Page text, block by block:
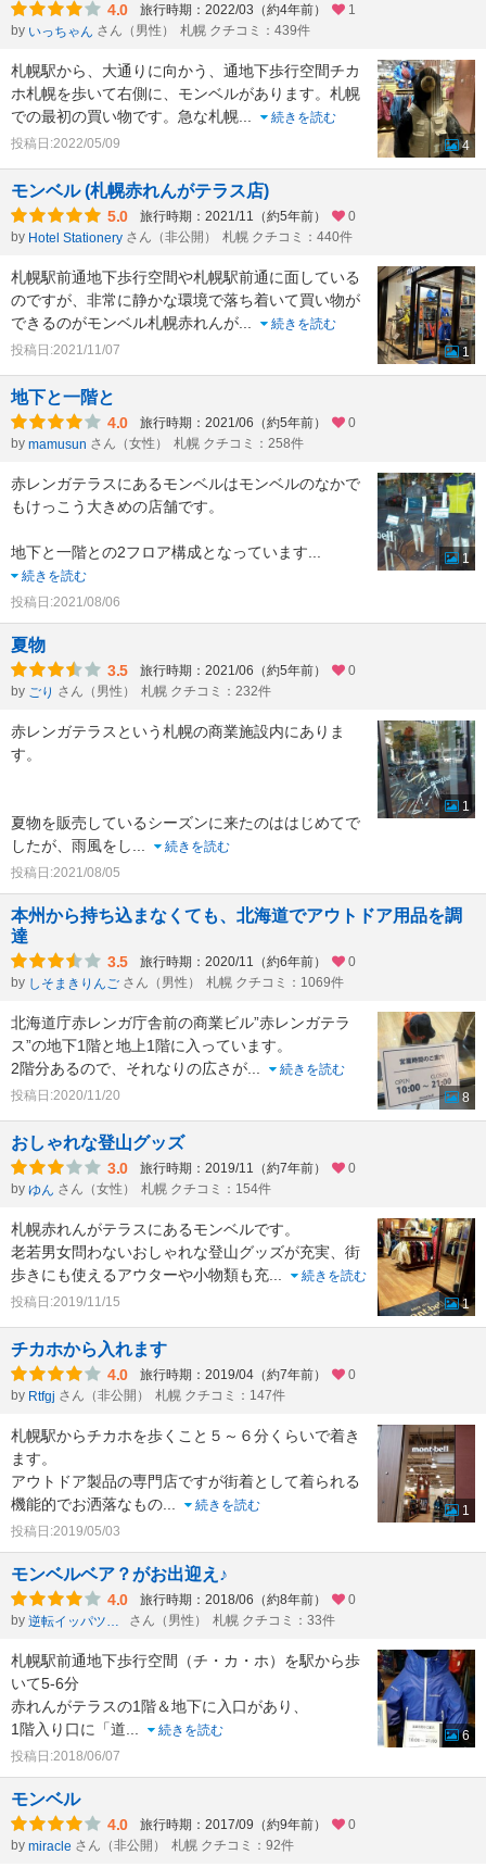
4.0 旅行時期：2022/03（約4年前）
1
by いっちゃん さん（男性） 札幌 クチコミ：439件
札幌駅から、大通りに向かう、通地下歩行空間チカ
ホ札幌を歩いて右側に、モンベルがあります。札幌
での最初の買い物です。急な札幌...
続きを読む
投稿日:2022/05/09
4
モンベル (札幌赤れんがテラス店)
5.0 旅行時期：2021/11（約5年前）
0
by Hotel Stationery さん（非公開） 札幌 クチコミ：440件
札幌駅前通地下歩行空間や札幌駅前通に面している
のですが、非常に静かな環境で落ち着いて買い物が
できるのがモンベル札幌赤れんが...
続きを読む
投稿日:2021/11/07
1
地下と一階と
4.0 旅行時期：2021/06（約5年前）
0
by mamusun さん（女性） 札幌 クチコミ：258件
赤レンガテラスにあるモンベルはモンベルのなかで
もけっこう大きめの店舗です。
地下と一階との2フロア構成となっています...
続きを読む
投稿日:2021/08/06
1
夏物
3.5 旅行時期：2021/06（約5年前）
0
by ごり さん（男性） 札幌 クチコミ：232件
赤レンガテラスという札幌の商業施設内にありま
す。
夏物を販売しているシーズンに来たのははじめてで
したが、雨風をし...
続きを読む
投稿日:2021/08/05
1
本州から持ち込まなくても、北海道でアウトドア用品を調
達
3.5 旅行時期：2020/11（約6年前）
0
by しそまきりんご さん（男性） 札幌 クチコミ：1069件
北海道庁赤レンガ庁舎前の商業ビル”赤レンガテラ
ス”の地下1階と地上1階に入っています。
2階分あるので、それなりの広さが...
続きを読む
投稿日:2020/11/20
8
おしゃれな登山グッズ
3.0 旅行時期：2019/11（約7年前）
0
by ゆん さん（女性） 札幌 クチコミ：154件
札幌赤れんがテラスにあるモンベルです。
老若男女問わないおしゃれな登山グッズが充実、街
歩きにも使えるアウターや小物類も充...
続きを読む
投稿日:2019/11/15
1
チカホから入れます
4.0 旅行時期：2019/04（約7年前）
0
by Rtfgj さん（非公開） 札幌 クチコミ：147件
札幌駅からチカホを歩くこと５～６分くらいで着き
ます。
アウトドア製品の専門店ですが街着として着られる
機能的でお洒落なもの...
続きを読む
投稿日:2019/05/03
1
モンベルベア？がお出迎え♪
4.0 旅行時期：2018/06（約8年前）
0
by
逆転イッパツマン さん（男性） 札幌 クチコミ：33件
札幌駅前通地下歩行空間（チ・カ・ホ）を駅から歩
いて5-6分
赤れんがテラスの1階＆地下に入口があり、
1階入り口に「道...
続きを読む
投稿日:2018/06/07
6
モンベル
4.0 旅行時期：2017/09（約9年前）
0
by miracle さん（非公開） 札幌 クチコミ：92件